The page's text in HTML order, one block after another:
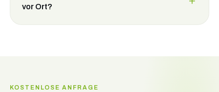
vor Ort?
KOSTENLOSE ANFRAGE